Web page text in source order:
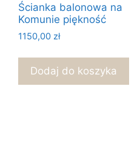
Ścianka balonowa na
Komunie piękność
1150,00 zł
Dodaj do koszyka